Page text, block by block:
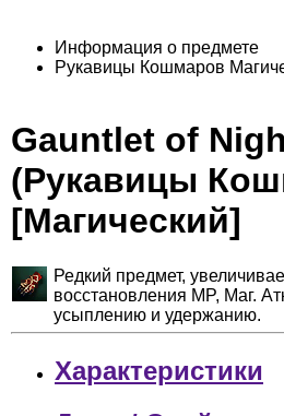
Информация о предмете
Рукавицы Кошмаров
Gauntlet of
(Рукавицы
[Магический]
Редкий предмет,
восстановления MP, Маг.
усыплению и удержанию.
Характеристики